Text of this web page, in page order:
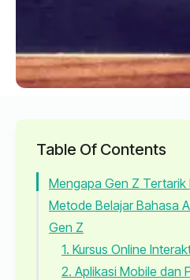
Table Of Contents
Mengapa Gen Z Tertarik
Metode Belajar Bahasa
Gen Z
1. Kursus Online
2. Aplikasi Mobile dan